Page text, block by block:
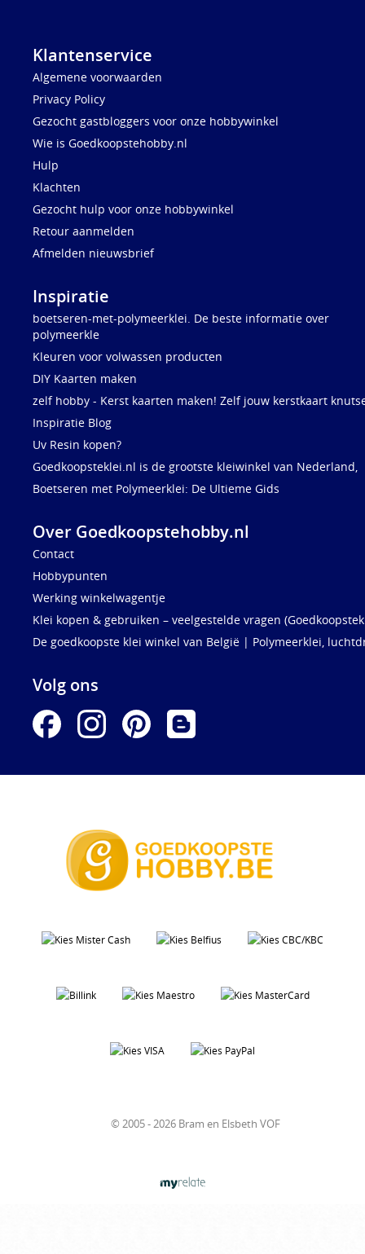
Klantenservice
Algemene voorwaarden
Privacy Policy
Gezocht gastbloggers voor onze hobbywinkel
Wie is Goedkoopstehobby.nl
Hulp
Klachten
Gezocht hulp voor onze hobbywinkel
Retour aanmelden
Afmelden nieuwsbrief
Inspiratie
boetseren-met-polymeerklei. De beste informatie over
polymeerkle
Kleuren voor volwassen producten
DIY Kaarten maken
zelf hobby - Kerst kaarten maken! Zelf jouw kerstkaart
Inspiratie Blog
Uv Resin kopen?
Goedkoopsteklei.nl is de grootste kleiwinkel van Nederland,
Boetseren met Polymeerklei: De Ultieme Gids
Over Goedkoopstehobby.nl
Contact
Hobbypunten
Werking winkelwagentje
Klei kopen & gebruiken – veelgestelde vragen
De goedkoopste klei winkel van België | Polymeerklei,
Volg ons
© 2005 - 2026 Bram en Elsbeth VOF